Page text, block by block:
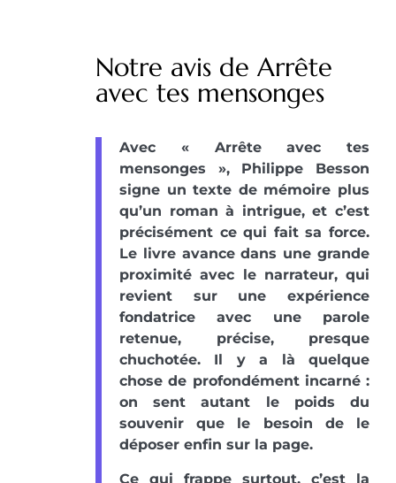
Notre avis de Arrête
avec tes mensonges
Avec « Arrête avec tes
mensonges », Philippe Besson
signe un texte de mémoire plus
qu’un roman à intrigue, et c’est
précisément ce qui fait sa force.
Le livre avance dans une grande
proximité avec le narrateur, qui
revient sur une expérience
fondatrice avec une parole
retenue, précise, presque
chuchotée. Il y a là quelque
chose de profondément incarné :
on sent autant le poids du
souvenir que le besoin de le
déposer enfin sur la page.
Ce qui frappe surtout, c’est la